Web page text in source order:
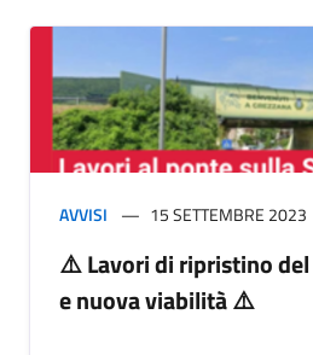
AVVISI 15 SETTEMBRE 2023
⚠️ Lavori di ripristino
e nuova viabilità ⚠️